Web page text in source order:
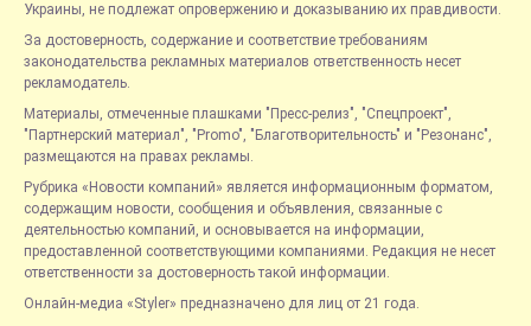
Украины, не подлежат опровержению и доказыванию их правдивости.
За достоверность, содержание и соответствие требованиям
законодательства рекламных материалов ответственность несет
рекламодатель.
Материалы, отмеченные плашками "Пресс-релиз", "Спецпроект",
"Партнерский материал", "Promo", "Благотворительность" и "Резонанс",
размещаются на правах рекламы.
Рубрика «Новости компаний» является информационным форматом,
содержащим новости, сообщения и объявления, связанные с
деятельностью компаний, и основывается на информации,
предоставленной соответствующими компаниями. Редакция не несет
ответственности за достоверность такой информации.
Онлайн-медиа «Styler» предназначено для лиц от 21 года.